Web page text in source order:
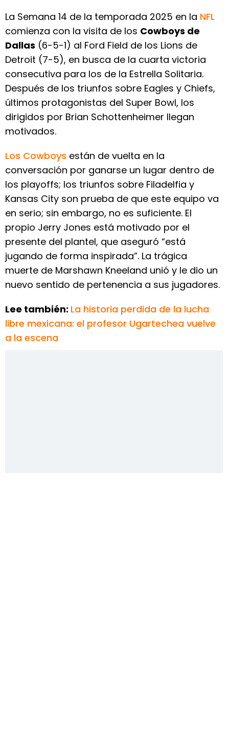
La Semana 14 de la temporada 2025 en la NFL
comienza con la visita de los Cowboys de
Dallas (6-5-1) al Ford Field de los Lions de
Detroit (7-5), en busca de la cuarta victoria
consecutiva para los de la Estrella Solitaria.
Después de los triunfos sobre Eagles y Chiefs,
últimos protagonistas del Super Bowl, los
dirigidos por Brian Schottenheimer llegan
motivados.
Los Cowboys están de vuelta en la
conversación por ganarse un lugar dentro de
los playoffs; los triunfos sobre Filadelfia y
Kansas City son prueba de que este equipo va
en serio; sin embargo, no es suficiente. El
propio Jerry Jones está motivado por el
presente del plantel, que aseguró “está
jugando de forma inspirada”. La trágica
muerte de Marshawn Kneeland unió y le dio un
nuevo sentido de pertenencia a sus jugadores.
Lee también: La historia perdida de la lucha
libre mexicana: el profesor Ugartechea vuelve
a la escena